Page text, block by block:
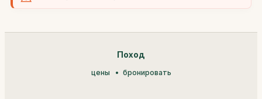
Поход
цены бронировать